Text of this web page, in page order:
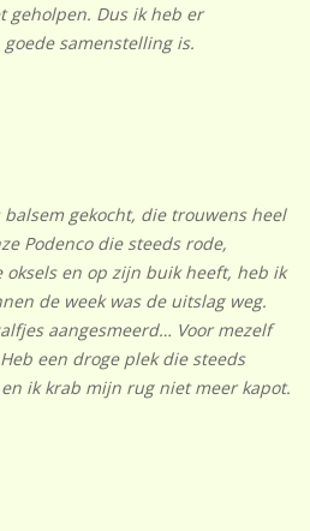
geholpen. Dus ik heb er
samenstelling is.
gekocht, die trouwens heel
Podenco die steeds rode,
en op zijn buik heeft, heb ik
de week was de uitslag weg.
aangesmeerd… Voor mezelf
een droge plek die steeds
ik krab mijn rug niet meer kapot.